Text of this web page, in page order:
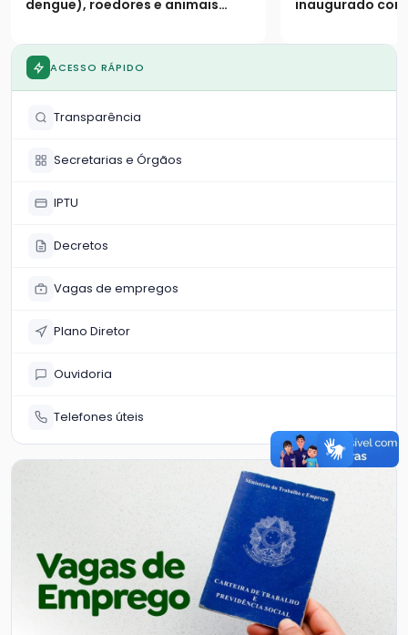
dengue), roedores e animais
inaugurado
marginais e 9
ACESSO RÁPIDO
Transparência
Secretarias e Órgãos
IPTU
Decretos
Vagas de empregos
Plano Diretor
Ouvidoria
Telefones úteis